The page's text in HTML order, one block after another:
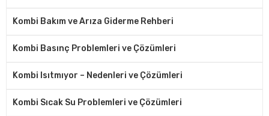
Kombi Bakım ve Arıza Giderme Rehberi
Kombi Basınç Problemleri ve Çözümleri
Kombi Isıtmıyor – Nedenleri ve Çözümleri
Kombi Sıcak Su Problemleri ve Çözümleri